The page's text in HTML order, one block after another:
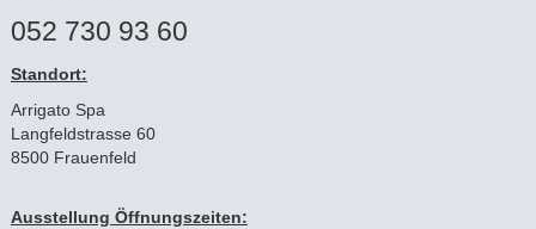
052 730 93 60
Standort:
Arrigato Spa
Langfeldstrasse 60
8500 Frauenfeld
Ausstellung Öffnungszeiten: